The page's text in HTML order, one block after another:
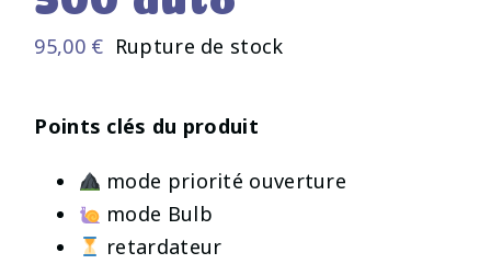
95,00 € Rupture de stock
Points clés du produit
mode priorité ouverture
mode Bulb
retardateur